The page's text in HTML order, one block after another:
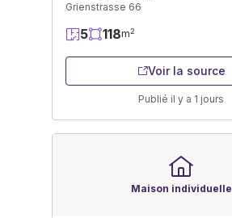
Grienstrasse 66
5 118m2
Voir la source
Publié il y a 1 jours
Maison individuelle